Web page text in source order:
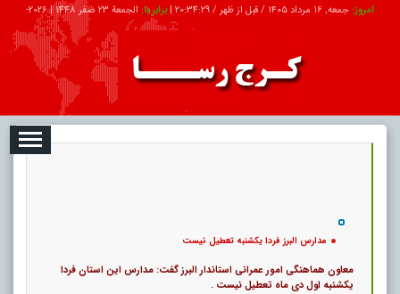
امروز: جمعه, ۱۶ مرداد ۱۴۰۵ / قبل از ظهر / 20:34:30
|برابر با:الجمعة 23 صفر 1448 |
2026-
تبلیغات درباره ما ارتباط با ما
مدارس البرز فردا یکشنبه تعطیل نیست
معاون هماهنگی امور عمرانی استاندار البرز گفت: مدارس این استان فردا
یکشنبه اول دی ماه تعطیل نیست .